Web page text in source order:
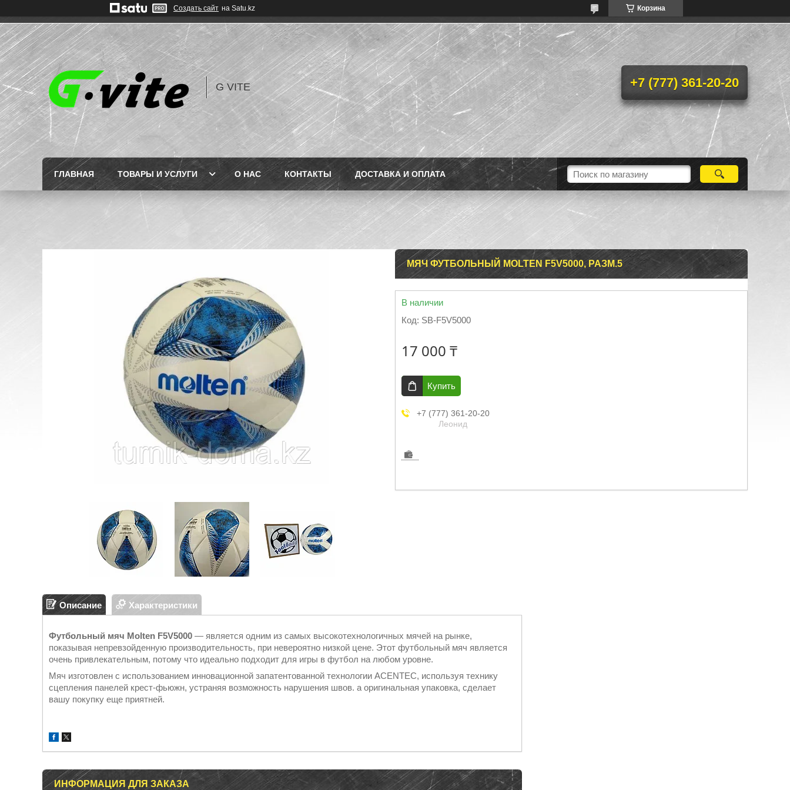
Создать сайт на Satu.kz Корзина
G VITE +7 (777) 361-20-20
ГЛАВНАЯ ТОВАРЫ И УСЛУГИ О НАС КОНТАКТЫ ДОСТАВКА И ОПЛАТА
МЯЧ ФУТБОЛЬНЫЙ MOLTEN F5V5000, РАЗМ.5
В наличии
Код: SB-F5V5000
17 000 ₸
Купить
+7 (777) 361-20-20
Леонид
Описание Характеристики
Футбольный мяч Molten F5V5000 ― является одним из самых высокотехнологичных мячей на рынке,
показывая непревзойденную производительность, при невероятно низкой цене. Этот футбольный мяч является
очень привлекательным, потому что идеально подходит для игры в футбол на любом уровне.
Мяч изготовлен с использованием инновационной запатентованной технологии ACENTEC, используя технику
сцепления панелей крест-фьюжн, устраняя возможность нарушения швов. а оригинальная упаковка, сделает
вашу покупку еще приятней.
ИНФОРМАЦИЯ ДЛЯ ЗАКАЗА